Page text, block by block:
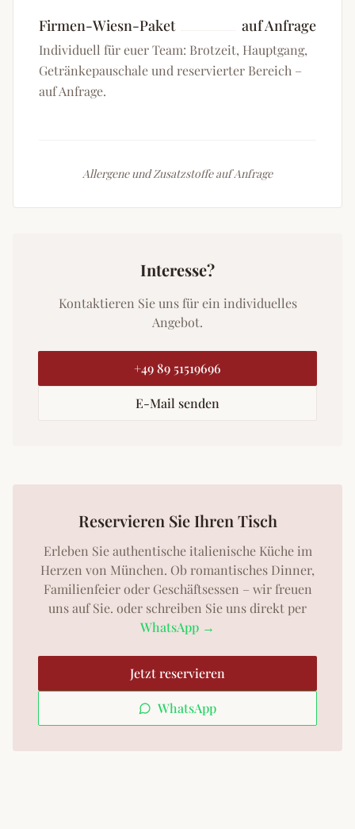
Firmen-Wiesn-Paket auf Anfrage
Individuell für euer Team: Brotzeit, Hauptgang,
Getränkepauschale und reservierter Bereich –
auf Anfrage.
Allergene und Zusatzstoffe auf Anfrage
Interesse?
Kontaktieren Sie uns für ein individuelles
Angebot.
+49 89 51519696
E-Mail senden
Reservieren Sie Ihren Tisch
Erleben Sie authentische italienische Küche im
Herzen von München. Ob romantisches Dinner,
Familienfeier oder Geschäftsessen – wir freuen
uns auf Sie. oder schreiben Sie uns direkt per
WhatsApp →
Jetzt reservieren
WhatsApp